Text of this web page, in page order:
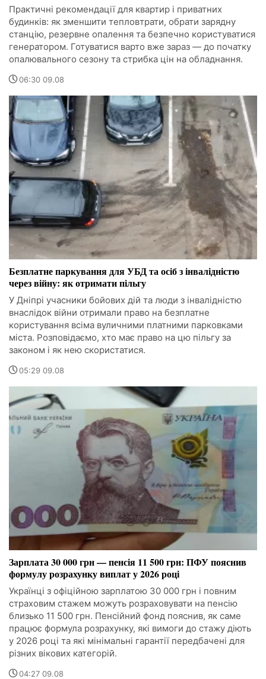
Практичні рекомендації для квартир і приватних
будинків: як зменшити тепловтрати, обрати зарядну
станцію, резервне опалення та безпечно користуватися
генератором. Готуватися варто вже зараз — до початку
опалювального сезону та стрибка цін на обладнання.
06:30 09.08
Безплатне паркування для УБД та осіб з інвалідністю
через війну: як отримати пільгу
У Дніпрі учасники бойових дій та люди з інвалідністю
внаслідок війни отримали право на безплатне
користування всіма вуличними платними парковками
міста. Розповідаємо, хто має право на цю пільгу за
законом і як нею скористатися.
05:29 09.08
Зарплата 30 000 грн — пенсія 11 500 грн: ПФУ пояснив
формулу розрахунку виплат у 2026 році
Українці з офіційною зарплатою 30 000 грн і повним
страховим стажем можуть розраховувати на пенсію
близько 11 500 грн. Пенсійний фонд пояснив, як саме
працює формула розрахунку, які вимоги до стажу діють
у 2026 році та які мінімальні гарантії передбачені для
різних вікових категорій.
04:27 09.08